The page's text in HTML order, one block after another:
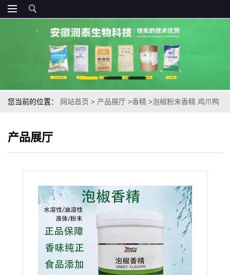
您当前的位置： 网站首页 > 产品展厅 >香精 >泡椒粉末香精 鸡爪鸭
产品展厅